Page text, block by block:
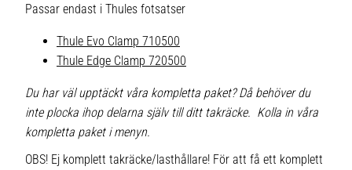
Passar endast i Thules fotsatser
Thule Evo Clamp 710500
Thule Edge Clamp 720500
Du har väl upptäckt våra kompletta paket? Då behöver du
inte plocka ihop delarna själv till ditt takräcke. Kolla in våra
kompletta paket i menyn.
OBS! Ej komplett takräcke/lasthållare! För att få ett komplett